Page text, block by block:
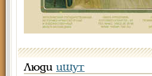
Люди ищут